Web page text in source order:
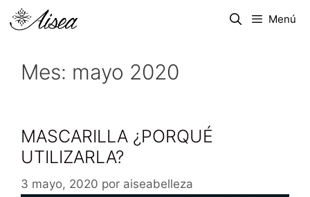
Menú
Mes: mayo 2020
MASCARILLA ¿PORQUÉ
UTILIZARLA?
3 mayo, 2020 por aiseabelleza